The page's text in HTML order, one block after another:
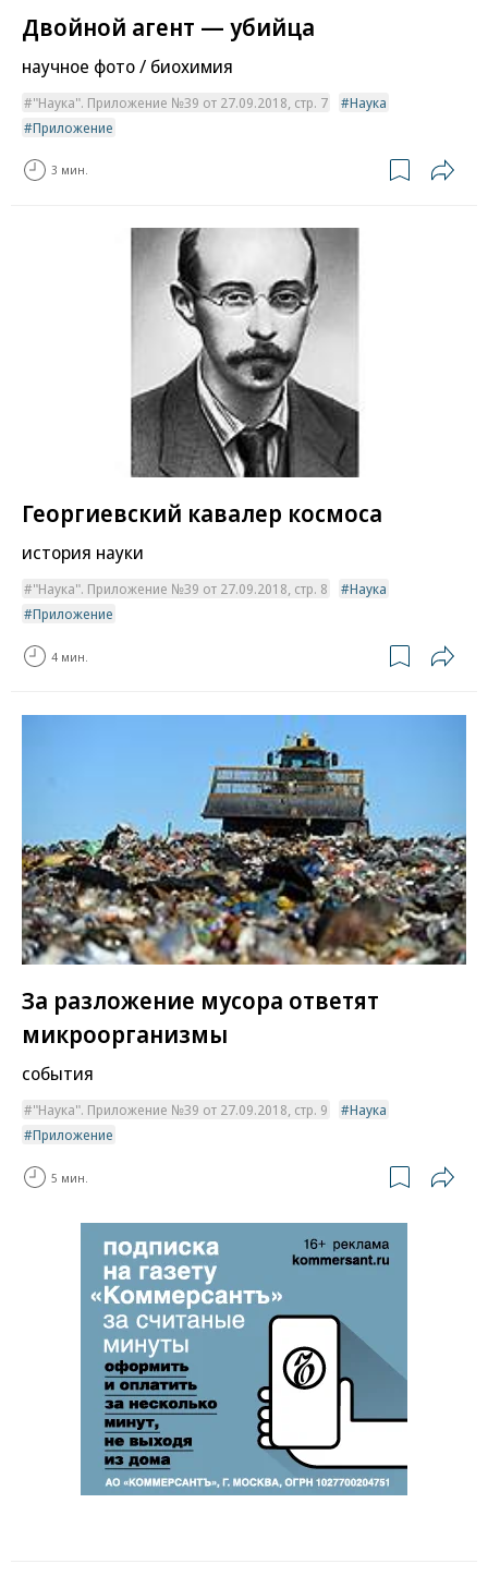
Двойной агент — убийца
научное фото / биохимия
"Наука". Приложение №39 от 27.09.2018, стр. 7
Наука
Приложение
3 мин.
Георгиевский кавалер космоса
история науки
"Наука". Приложение №39 от 27.09.2018, стр. 8
Наука
Приложение
4 мин.
За разложение мусора ответят
микроорганизмы
события
"Наука". Приложение №39 от 27.09.2018, стр. 9
Наука
Приложение
5 мин.